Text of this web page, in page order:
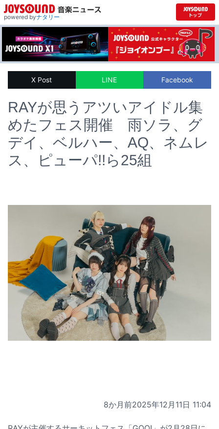
powered byナタリー
X Post LINE Facebook
RAYが思うアツいアイドル集
めたフェス開催 雨ソラ、グ
デイ、ベルハー、AQ、ネムレ
ス、ピューパ!!ら25組
8か月前2025年12月11日 11:04